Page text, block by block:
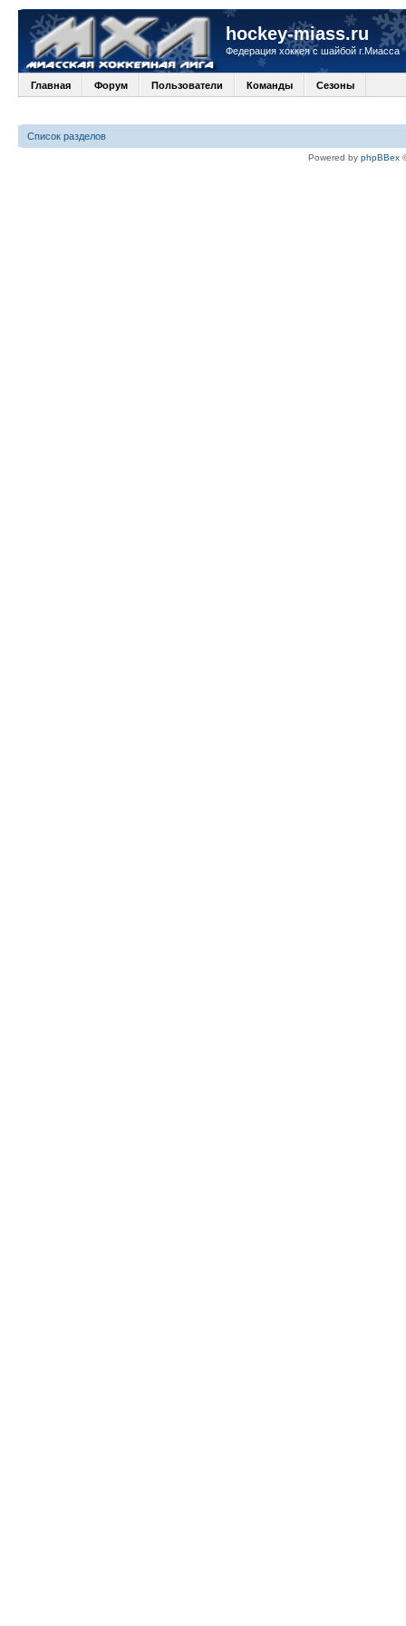
hockey-miass.ru
Федерация хоккея с шайбой г.Миасса
Главная Форум Пользователи Команды Сезоны
Список разделов
Powered by phpBBex